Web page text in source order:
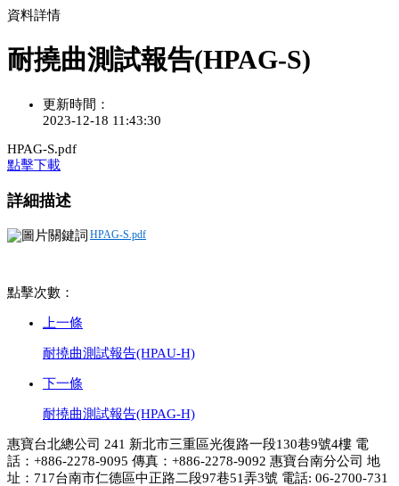
資料詳情
耐撓曲測試報告(HPAG-S)
更新時間：
2023-12-18 11:43:30
HPAG-S.pdf
點擊下載
詳細描述
HPAG-S.pdf
點擊次數：
上一條
耐撓曲測試報告(HPAU-H)
下一條
耐撓曲測試報告(HPAG-H)
惠寶台北總公司 241 新北市三重區光復路一段130巷9號4樓 電
話：+886-2278-9095 傳真：+886-2278-9092 惠寶台南分公司 地
址：717台南市仁德區中正路二段97巷51弄3號 電話: 06-2700-731